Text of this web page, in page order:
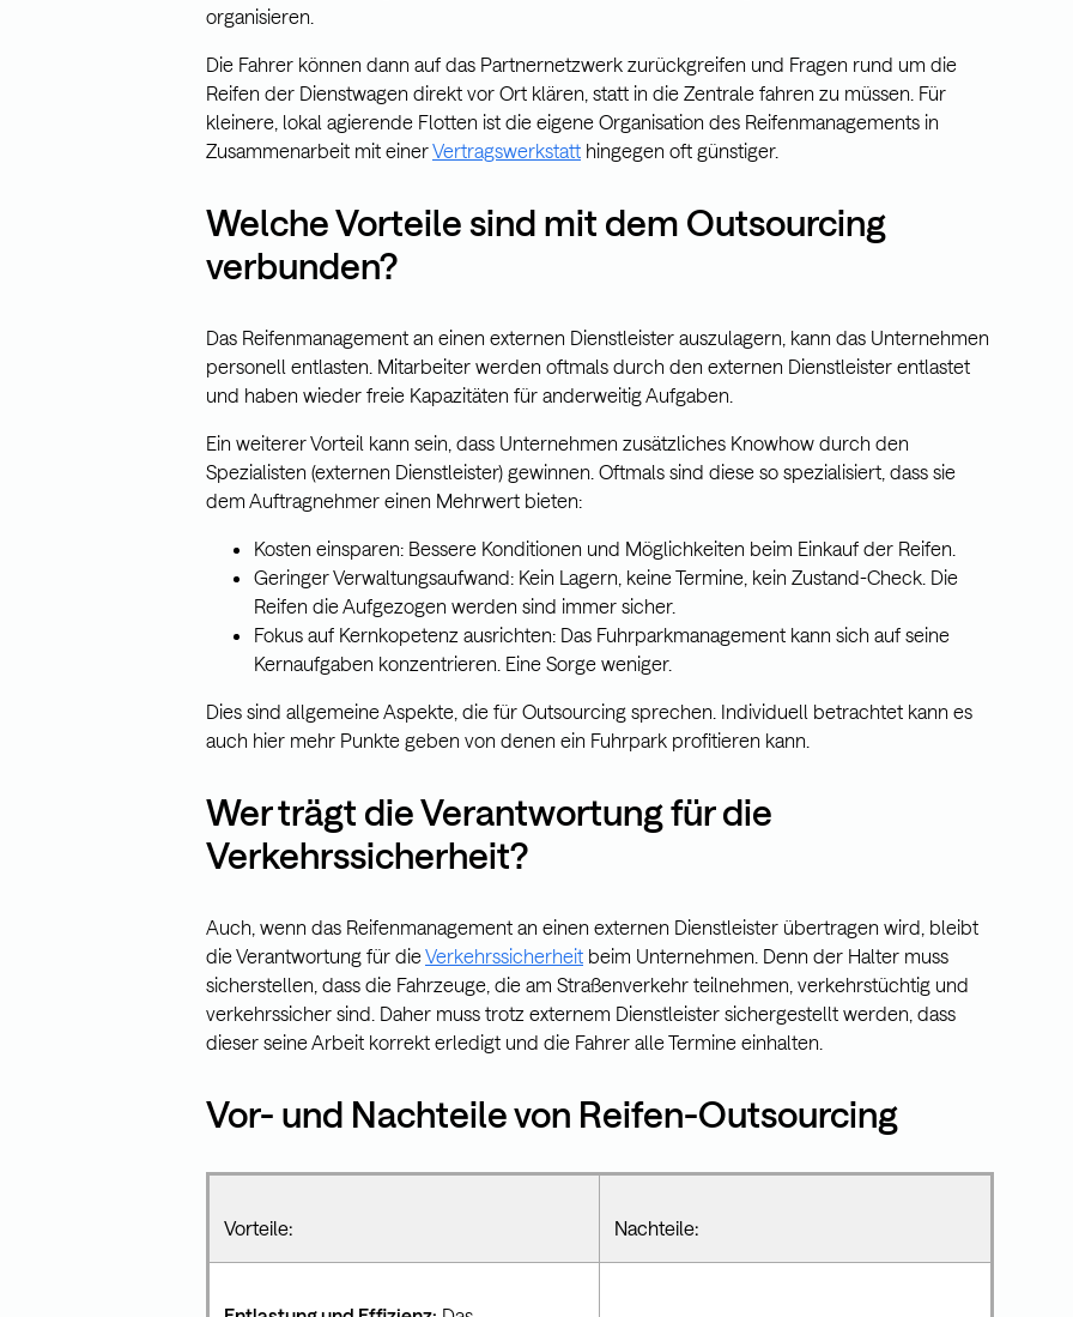
organisieren.
Die Fahrer können dann auf das Partnernetzwerk zurückgreifen und Fragen rund um die
Reifen der Dienstwagen direkt vor Ort klären, statt in die Zentrale fahren zu müssen. Für
kleinere, lokal agierende Flotten ist die eigene Organisation des Reifenmanagements in
Zusammenarbeit mit einerVertragswerkstatt hingegen oft günstiger.
Welche Vorteile sind mit dem Outsourcing
verbunden?
Das Reifenmanagement an einen externen Dienstleister auszulagern, kann das Unternehmen
personell entlasten. Mitarbeiter werden oftmals durch den externen Dienstleister entlastet
und haben wieder freie Kapazitäten für anderweitig Aufgaben.
Ein weiterer Vorteil kann sein, dass Unternehmen zusätzliches Knowhow durch den
Spezialisten (externen Dienstleister) gewinnen. Oftmals sind diese so spezialisiert, dass sie
dem Auftragnehmer einen Mehrwert bieten:
Kosten einsparen: Bessere Konditionen und Möglichkeiten beim Einkauf der Reifen.
Geringer Verwaltungsaufwand: Kein Lagern, keine Termine, kein Zustand-Check. Die
Reifen die Aufgezogen werden sind immer sicher.
Fokus auf Kernkopetenz ausrichten: Das Fuhrparkmanagement kann sich auf seine
Kernaufgaben konzentrieren. Eine Sorge weniger.
Dies sind allgemeine Aspekte, die für Outsourcing sprechen. Individuell betrachtet kann es
auch hier mehr Punkte geben von denen ein Fuhrpark profitieren kann.
Wer trägt die Verantwortung für die
Verkehrssicherheit?
Auch, wenn das Reifenmanagement an einen externen Dienstleister übertragen wird, bleibt
die Verantwortung für dieVerkehrssicherheit beim Unternehmen. Denn der Halter muss
sicherstellen, dass die Fahrzeuge, die am Straßenverkehr teilnehmen, verkehrstüchtig und
verkehrssicher sind. Daher muss trotz externem Dienstleister sichergestellt werden, dass
dieser seine Arbeit korrekt erledigt und die Fahrer alle Termine einhalten.
Vor- und Nachteile von Reifen-Outsourcing
Vorteile: Nachteile: